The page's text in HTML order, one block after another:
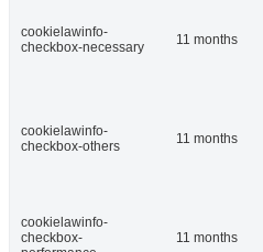
cookielawinfo-
checkbox-necessary
11 months
cookielawinfo-
checkbox-others
11 months
cookielawinfo-
checkbox-
11 months